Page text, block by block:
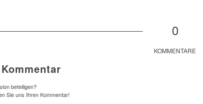
0
KOMMENTARE
beteiligen?
Sie uns Ihren Kommentar!